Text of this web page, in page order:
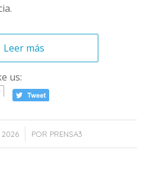
Leer más
us:
2026 POR PRENSA3